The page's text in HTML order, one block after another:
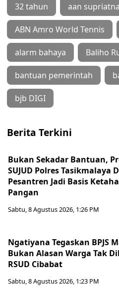
32 tahun aan supriatna
ABN Amro World Tennis
alarm bahaya Baliho
bantuan pemerintah
bjb DIGI
Berita Terkini
Bukan Sekadar Bantuan,
SUJUD Polres Tasikmalaya
Pesantren Jadi Basis
Pangan
Sabtu, 8 Agustus 2026, 1:26 PM
Ngatiyana Tegaskan BPJS
Bukan Alasan Warga Tak
RSUD Cibabat
Sabtu, 8 Agustus 2026, 1:23 PM